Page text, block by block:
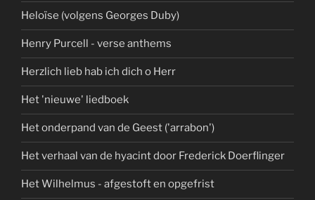
Heloïse (volgens Georges Duby)
Henry Purcell - verse anthems
Herzlich lieb hab ich dich o Herr
Het 'nieuwe' liedboek
Het onderpand van de Geest ('arrabon')
Het verhaal van de hyacint door Frederick Doerflinger
Het Wilhelmus - afgestoft en opgefrist